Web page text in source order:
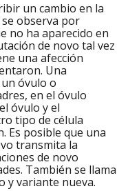
un cambio en la
se observa por
no ha aparecido en
de novo tal vez
una afección
Una
óvulo o
en el óvulo
óvulo y el
tipo de célula
Es posible que una
transmita la
de novo
También se llama
y variante nueva.